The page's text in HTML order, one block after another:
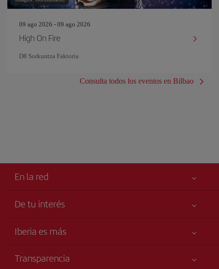
09 ago 2026 - 09 ago 2026
High On Fire
D8 Sorkuntza Faktoria
Consulta todos los eventos en Bilbao
En la red
De tu interés
Tu seguridad es lo primero
Iberia es más
Talento a bordo
Transparencia